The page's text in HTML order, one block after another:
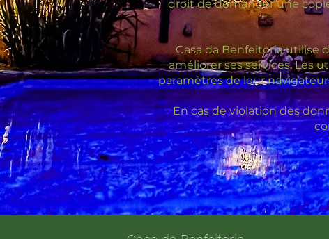
droit de demander une
Casa da Benfeitoria utilise
améliorer ses services. Les
paramètres de leur
En cas de violation des